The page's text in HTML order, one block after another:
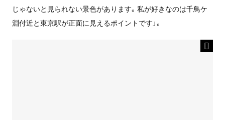
じゃないと見られない景色があります。私が好きなのは千鳥ケ
淵付近と東京駅が正面に見えるポイントです」。